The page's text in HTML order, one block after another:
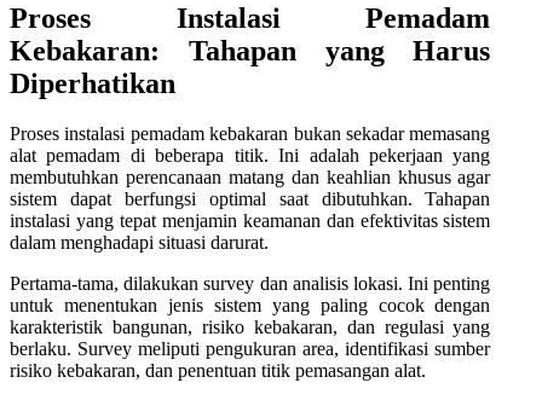
Proses Instalasi Pemadam
Kebakaran: Tahapan yang Harus
Diperhatikan
Proses instalasi pemadam kebakaran bukan sekadar memasang
alat pemadam di beberapa titik. Ini adalah pekerjaan yang
membutuhkan perencanaan matang dan keahlian khusus agar
sistem dapat berfungsi optimal saat dibutuhkan. Tahapan
instalasi yang tepat menjamin keamanan dan efektivitas sistem
dalam menghadapi situasi darurat.
Pertama-tama, dilakukan survey dan analisis lokasi. Ini penting
untuk menentukan jenis sistem yang paling cocok dengan
karakteristik bangunan, risiko kebakaran, dan regulasi yang
berlaku. Survey meliputi pengukuran area, identifikasi sumber
risiko kebakaran, dan penentuan titik pemasangan alat.